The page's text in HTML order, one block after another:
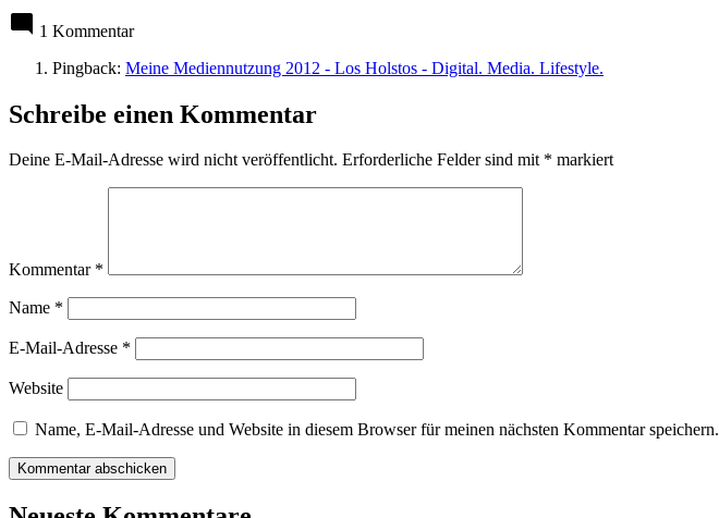
1 Kommentar
Pingback: Meine Mediennutzung 2012 - Los Holstos - Digital. Media. Lifestyle.
Schreibe einen Kommentar
Deine E-Mail-Adresse wird nicht veröffentlicht. Erforderliche Felder sind mit * markiert
Kommentar *
Name *
E-Mail-Adresse *
Website
Name, E-Mail-Adresse und Website in diesem Browser für meinen nächsten Kommentar speichern.